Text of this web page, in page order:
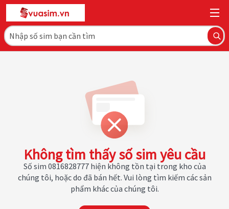
Không tìm thấy số sim yêu cầu
Số sim 0816828777 hiện không tồn tại trong kho của
chúng tôi, hoặc do đã bán hết. Vui lòng tìm kiếm các sản
phẩm khác của chúng tôi.